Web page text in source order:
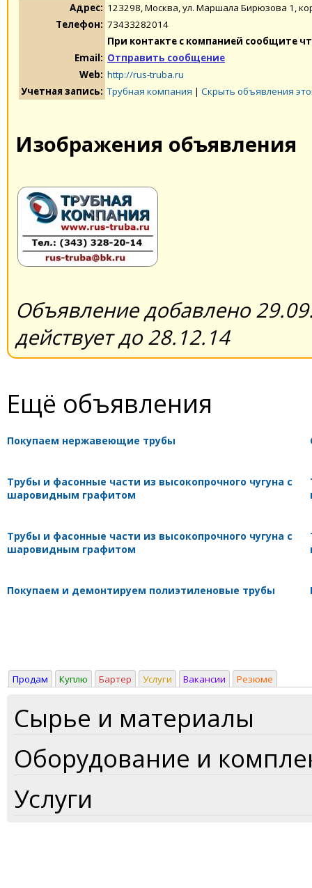
Адрес: 123298, Москва, ул. Маршала Бирюзова 1,
Телефон: 73433282014
При контакте с компанией сообщите
Email: Отправить сообщение
Web: http://rus-truba.ru
Учетная запись: Трубная компания | Скрыть объявления
Изображения объявления
Объявление добавлено
действует до 28.12.14
Ещё объявления
Покупаем нержавеющие трубы
Трубы и фасонные части из высокопрочного чугуна с
шаровидным графитом
Трубы и фасонные части из высокопрочного чугуна с
шаровидным графитом
Покупаем и демонтируем полиэтиленовые трубы
Продам Куплю Бартер Услуги Вакансии Резюме
Сырье и материалы
Оборудование и
Услуги